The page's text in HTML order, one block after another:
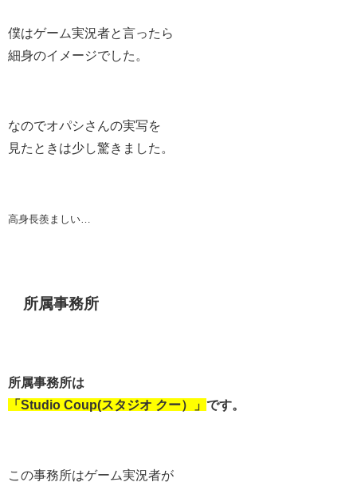
僕はゲーム実況者と言ったら
細身のイメージでした。
なのでオパシさんの実写を
見たときは少し驚きました。
高身長羨ましい…
所属事務所
所属事務所は
「Studio Coup(スタジオ クー）」 です。
この事務所はゲーム実況者が